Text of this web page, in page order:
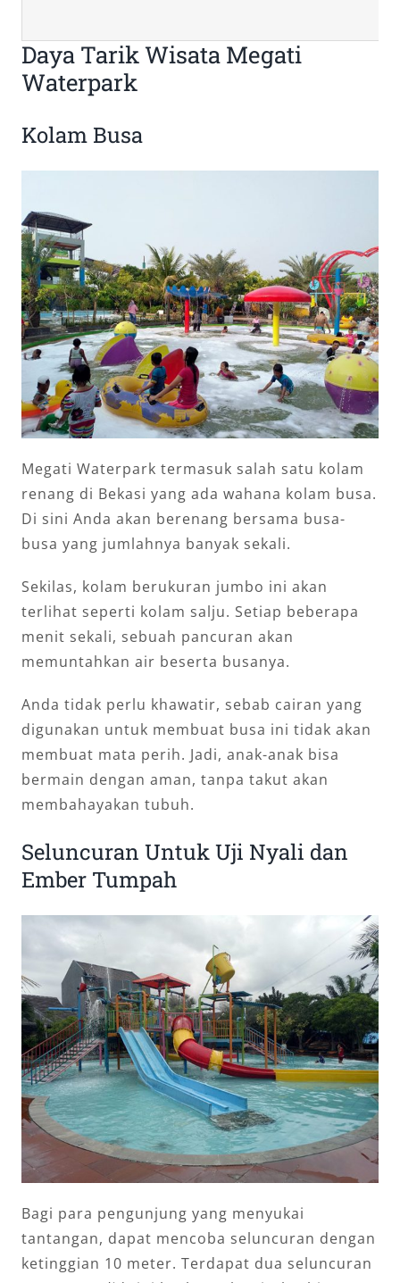
Daya Tarik Wisata Megati
Waterpark
Kolam Busa
Megati Waterpark termasuk salah satu kolam
renang di Bekasi yang ada wahana kolam busa.
Di sini Anda akan berenang bersama busa-
busa yang jumlahnya banyak sekali.
Sekilas, kolam berukuran jumbo ini akan
terlihat seperti kolam salju. Setiap beberapa
menit sekali, sebuah pancuran akan
memuntahkan air beserta busanya.
Anda tidak perlu khawatir, sebab cairan yang
digunakan untuk membuat busa ini tidak akan
membuat mata perih. Jadi, anak-anak bisa
bermain dengan aman, tanpa takut akan
membahayakan tubuh.
Seluncuran Untuk Uji Nyali dan
Ember Tumpah
Bagi para pengunjung yang menyukai
tantangan, dapat mencoba seluncuran dengan
ketinggian 10 meter. Terdapat dua seluncuran